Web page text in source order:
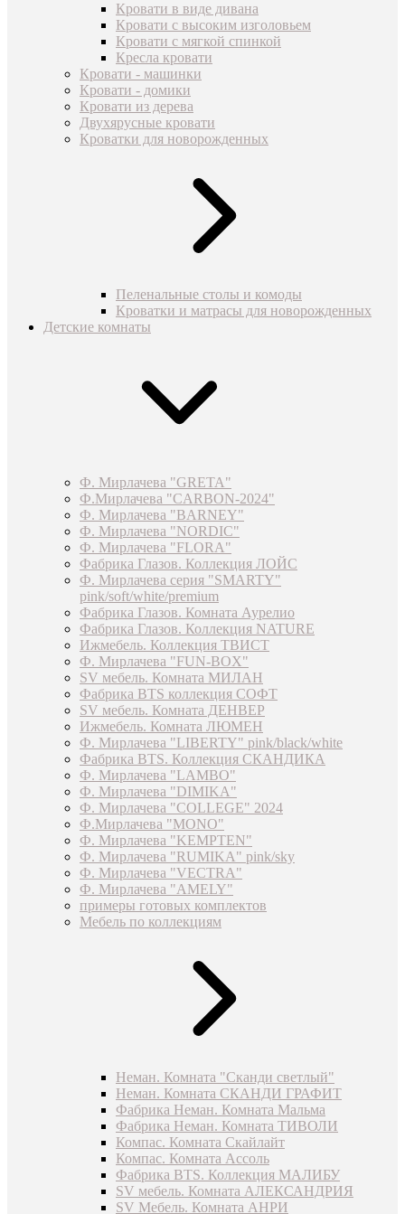
Кровати в виде дивана
Кровати с высоким изголовьем
Кровати с мягкой спинкой
Кресла кровати
Кровати - машинки
Кровати - домики
Кровати из дерева
Двухярусные кровати
Кроватки для новорожденных
Пеленальные столы и комоды
Кроватки и матрасы для новорожденных
Детские комнаты
Ф. Мирлачева "GRETA"
Ф.Мирлачева "CARBON-2024"
Ф. Мирлачева "BARNEY"
Ф. Мирлачева "NORDIC"
Ф. Мирлачева "FLORA"
Фабрика Глазов. Коллекция ЛОЙС
Ф. Мирлачева серия "SMARTY"
pink/soft/white/premium
Фабрика Глазов. Комната Аурелио
Фабрика Глазов. Коллекция NATURE
Ижмебель. Коллекция ТВИСТ
Ф. Мирлачева "FUN-BOX"
SV мебель. Комната МИЛАН
Фабрика BTS коллекция СОФТ
SV мебель. Комната ДЕНВЕР
Ижмебель. Комната ЛЮМЕН
Ф. Мирлачева "LIBERTY" pink/black/white
Фабрика BTS. Коллекция СКАНДИКА
Ф. Мирлачева "LAMBO"
Ф. Мирлачева "DIMIKA"
Ф. Мирлачева "COLLEGE" 2024
Ф.Мирлачева "MONO"
Ф. Мирлачева "KEMPTEN"
Ф. Мирлачева "RUMIKA" pink/sky
Ф. Мирлачева "VECTRA"
Ф. Мирлачева "AMELY"
примеры готовых комплектов
Мебель по коллекциям
Неман. Комната "Сканди светлый"
Неман. Комната СКАНДИ ГРАФИТ
Фабрика Неман. Комната Мальма
Фабрика Неман. Комната ТИВОЛИ
Компас. Комната Скайлайт
Компас. Комната Ассоль
Фабрика BTS. Коллекция МАЛИБУ
SV мебель. Комната АЛЕКСАНДРИЯ
SV Мебель. Комната АНРИ